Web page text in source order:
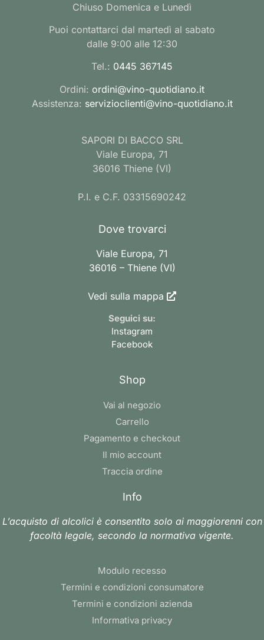
Chiuso Domenica e Lunedì
Puoi contattarci dal martedì al sabato
dalle 9:00 alle 12:30
Tel.: 0445 367145
Ordini: ordini@vino-quotidiano.it
Assistenza: servizioclienti@vino-quotidiano.it
SAPORI DI BACCO SRL
Viale Europa, 71
36016 Thiene (VI)
P.I. e C.F. 03315690242
Dove trovarci
Viale Europa, 71
36016 – Thiene (VI)
Vedi sulla mappa
Seguici su:
Instagram
Facebook
Shop
Vai al negozio
Carrello
Pagamento e checkout
Il mio account
Traccia ordine
Info
L’acquisto di alcolici è consentito solo ai maggiorenni con
facoltà legale, secondo la normativa vigente.
Modulo recesso
Termini e condizioni consumatore
Termini e condizioni azienda
Informativa privacy